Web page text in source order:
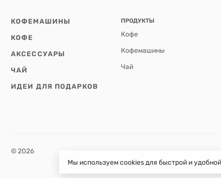
КОФЕМАШИНЫ
КОФЕ
АКСЕССУАРЫ
ЧАЙ
ИДЕИ ДЛЯ ПОДАРКОВ
ПРОДУКТЫ
Кофе
Кофемашины
Чай
© 2026
Мы используем cookies для быстрой и